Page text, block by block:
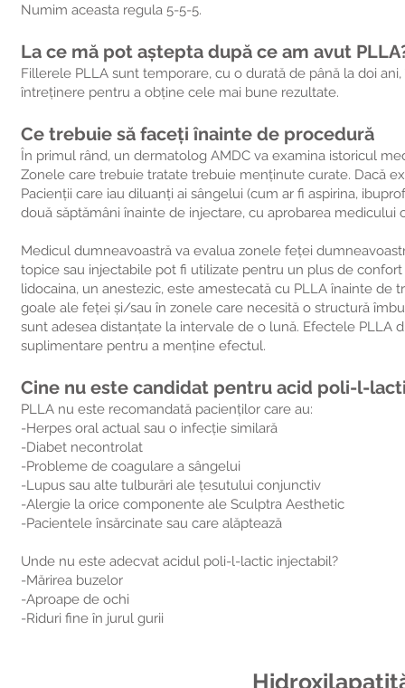
Numim aceasta regula 5-5-5.
La ce mă pot aștepta după ce am avut
Fillerele PLLA sunt temporare, cu o durată de până la doi
întreținere pentru a obține cele mai bune rezultate.
Ce trebuie să faceți înainte de procedură
În primul rând, un dermatolog AMDC va examina istoricul
Zonele care trebuie tratate trebuie menținute curate. Dacă
Pacienții care iau diluanți ai sângelui (cum ar fi aspirina,
două săptămâni înainte de injectare, cu aprobarea medicului
Medicul dumneavoastră va evalua zonele feței
topice sau injectabile pot fi utilizate pentru un plus de
lidocaina, un anestezic, este amestecată cu PLLA înainte
goale ale feței și/sau în zonele care necesită o structură
sunt adesea distanțate la intervale de o lună. Efectele PLLA
suplimentare pentru a menține efectul.
Cine nu este candidat pentru acid poli-l-
PLLA nu este recomandată pacienților care au:
-Herpes oral actual sau o infecție similară
-Diabet necontrolat
-Probleme de coagulare a sângelui
-Lupus sau alte tulburări ale țesutului conjunctiv
-Alergie la orice componente ale Sculptra Aesthetic
-Pacientele însărcinate sau care alăptează
Unde nu este adecvat acidul poli-l-lactic injectabil?
-Mărirea buzelor
-Aproape de ochi
-Riduri fine în jurul gurii